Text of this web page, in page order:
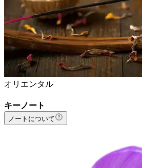
オリエンタル
キーノート
ノートについて